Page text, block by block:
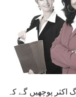
اکثر پوچھیں گے کہ